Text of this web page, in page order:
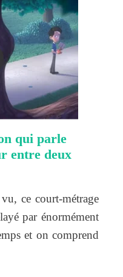
qui parle
entre deux
ce court-métrage
par énormément
et on comprend